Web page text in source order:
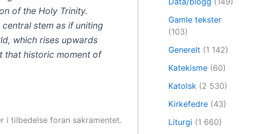
of the Holy Trinity.
stem as if uniting
which rises upwards
that historic moment of
i tilbedelse foran sakramentet.
Gamle tekster
(103)
Generelt (1 142)
Katekisme (60)
Katolsk (2 530)
Kirkefedre (43)
Liturgi (1 660)